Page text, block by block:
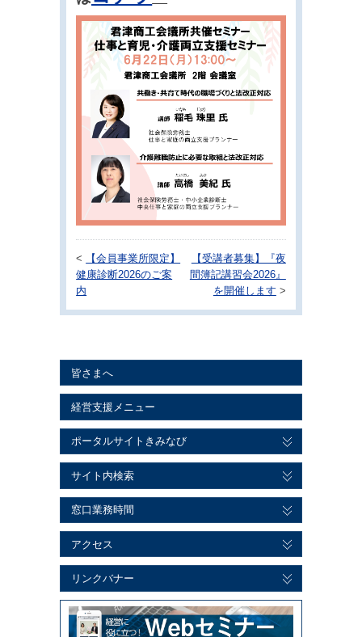
<
【会員事業所限定】
健康診断2026のご案
内
【受講者募集】『夜
間簿記講習会2026』
を開催します >
皆さまへ
経営支援メニュー
ポータルサイトきみなび
サイト内検索
窓口業務時間
アクセス
リンクバナー